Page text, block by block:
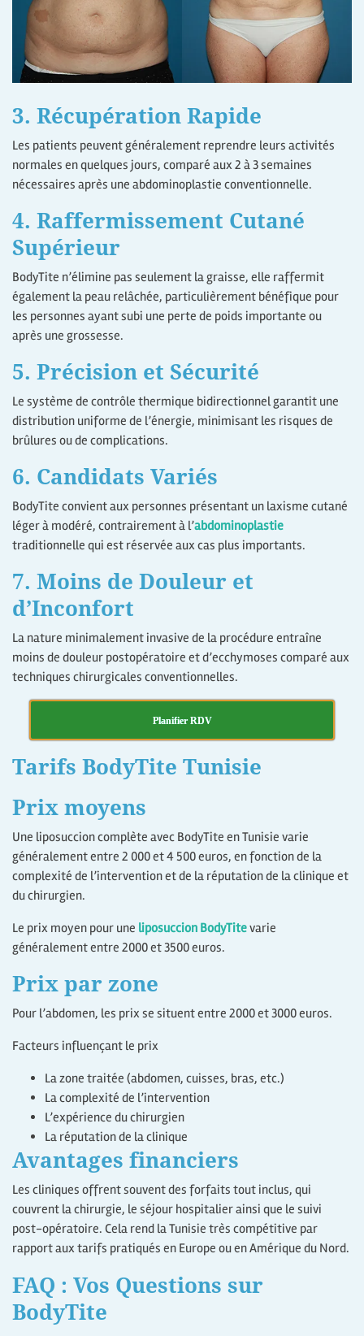
3. Récupération Rapide
Les patients peuvent généralement reprendre leurs activités
normales en quelques jours, comparé aux 2 à 3 semaines
nécessaires après une abdominoplastie conventionnelle.
4. Raffermissement Cutané
Supérieur
BodyTite n’élimine pas seulement la graisse, elle raffermit
également la peau relâchée, particulièrement bénéfique pour
les personnes ayant subi une perte de poids importante ou
après une grossesse.
5. Précision et Sécurité
Le système de contrôle thermique bidirectionnel garantit une
distribution uniforme de l’énergie, minimisant les risques de
brûlures ou de complications.
6. Candidats Variés
BodyTite convient aux personnes présentant un laxisme cutané
léger à modéré, contrairement à l’abdominoplastie
traditionnelle qui est réservée aux cas plus importants.
7. Moins de Douleur et
d’Inconfort
La nature minimalement invasive de la procédure entraîne
moins de douleur postopératoire et d’ecchymoses comparé aux
techniques chirurgicales conventionnelles.
Planifier RDV
Tarifs BodyTite Tunisie
Prix moyens
Une liposuccion complète avec BodyTite en Tunisie varie
généralement entre 2 000 et 4 500 euros, en fonction de la
complexité de l’intervention et de la réputation de la clinique et
du chirurgien.
Le prix moyen pour une liposuccion BodyTitevarie
généralement entre 2000 et 3500 euros.
Prix par zone
Pour l’abdomen, les prix se situent entre 2000 et 3000 euros.
Facteurs influençant le prix
La zone traitée (abdomen, cuisses, bras, etc.)
La complexité de l’intervention
L’expérience du chirurgien
La réputation de la clinique
Avantages financiers
Les cliniques offrent souvent des forfaits tout inclus, qui
couvrent la chirurgie, le séjour hospitalier ainsi que le suivi
post-opératoire. Cela rend la Tunisie très compétitive par
rapport aux tarifs pratiqués en Europe ou en Amérique du Nord.
FAQ : Vos Questions sur
BodyTite